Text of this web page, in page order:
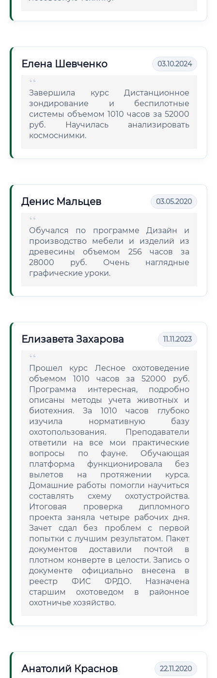
Елена Шевченко 03.10.2024
Завершила курс Дистанционное
зондирование и беспилотные
системы объемом 1010 часов за 52000
руб. Научилась анализировать
космоснимки.
Денис Мальцев 03.05.2020
Обучался по программе Дизайн и
производство мебели и изделий из
древесины объемом 256 часов за
28000 руб. Очень наглядные
графические уроки.
Елизавета Захарова 11.11.2023
Прошел курс Лесное охотоведение
объемом 1010 часов за 52000 руб.
Программа интересная, подробно
описаны методы учета животных и
биотехния. За 1010 часов глубоко
изучила нормативную базу
охотопользования. Преподаватели
ответили на все мои практические
вопросы по фауне. Обучающая
платформа функционировала без
вылетов на протяжении курса.
Домашние работы помогли научиться
составлять схему охотустройства.
Итоговая проверка дипломного
проекта заняла четыре рабочих дня.
Зачет сдал без проблем с первой
попытки с лучшим результатом. Пакет
документов доставили почтой в
плотном конверте в целости. Запись о
документе официально внесена в
реестр ФИС ФРДО. Назначена
старшим охотоведом в районное
охотничье хозяйство.
Анатолий Краснов 22.11.2020